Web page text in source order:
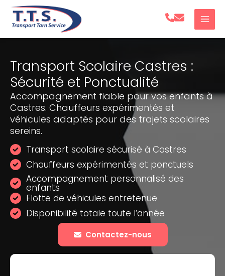
Aller
Transport Scolaire Castres :
Sécurité et Ponctualité
Accompagnement fiable pour vos enfants à
Castres. Chauffeurs expérimentés et
véhicules adaptés pour des trajets scolaires
sereins.
Transport scolaire sécurisé à Castres
Chauffeurs expérimentés et ponctuels
Accompagnement personnalisé des
enfants
Flotte de véhicules entretenue
Disponibilité totale toute l’année
Contactez-nous